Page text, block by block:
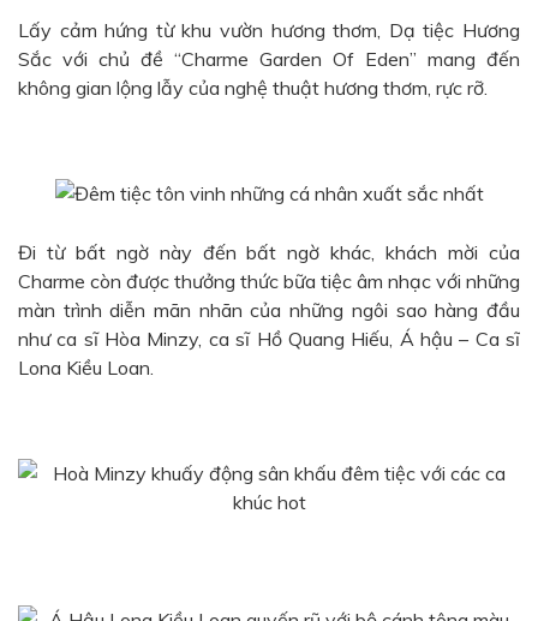
Lấy cảm hứng từ khu vườn hương thơm, Dạ tiệc Hương
Sắc với chủ đề “Charme Garden Of Eden” mang đến
không gian lộng lẫy của nghệ thuật hương thơm, rực rỡ.
Đi từ bất ngờ này đến bất ngờ khác, khách mời của
Charme còn được thưởng thức bữa tiệc âm nhạc với những
màn trình diễn mãn nhãn của những ngôi sao hàng đầu
như ca sĩ Hòa Minzy, ca sĩ Hồ Quang Hiếu, Á hậu – Ca sĩ
Lona Kiều Loan.